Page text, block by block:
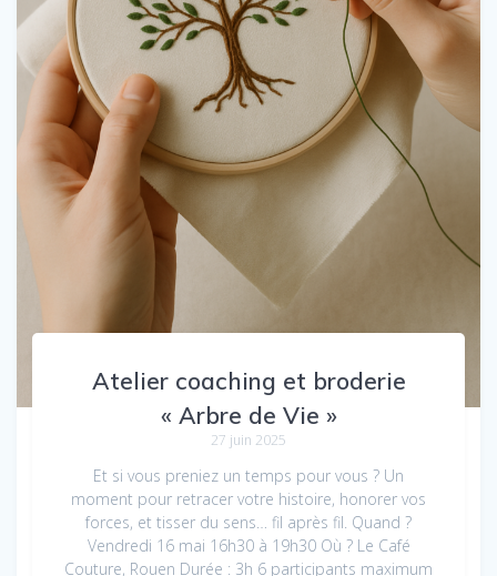
Atelier coaching et broderie
« Arbre de Vie »
27 juin 2025
Et si vous preniez un temps pour vous ? Un
moment pour retracer votre histoire, honorer vos
forces, et tisser du sens… fil après fil. Quand ?
Vendredi 16 mai 16h30 à 19h30 Où ? Le Café
Couture, Rouen Durée : 3h 6 participants maximum